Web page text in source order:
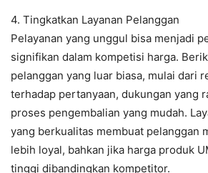
4. Tingkatkan Layanan Pelanggan
Pelayanan yang unggul bisa menjadi
signifikan dalam kompetisi harga.
pelanggan yang luar biasa, mulai dari
terhadap pertanyaan, dukungan yang
proses pengembalian yang mudah.
yang berkualitas membuat pelanggan
lebih loyal, bahkan jika harga produk
tinggi dibandingkan kompetitor.